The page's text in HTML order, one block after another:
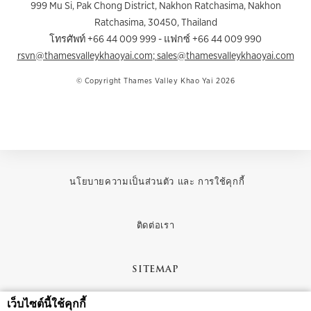
เว็บไซต์นี้ใช้คุกกี้
999 Mu Si, Pak Chong District, Nakhon Ratchasima, Nakhon
Ratchasima, 30450, Thailand
โทรศัพท์ +66 44 009 999- แฟกซ์ +66 44 009 990
rsvn@thamesvalleykhaoyai.com;sales@thamesvalleykhaoyai.com
© Copyright Thames Valley Khao Yai 2026
นโยบายความเป็นส่วนตัว และ การใช้คุกกี้
ติดต่อเรา
SITEMAP